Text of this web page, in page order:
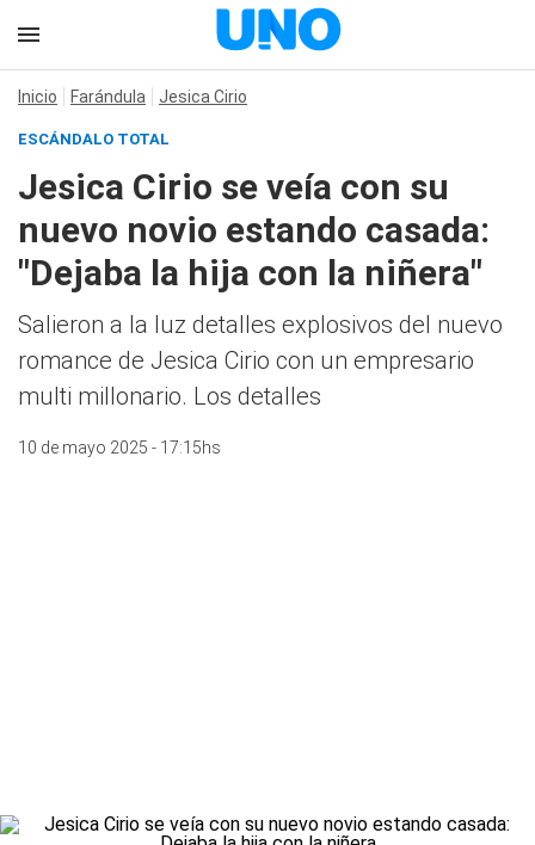
Inicio Farándula Jesica Cirio
ESCÁNDALO TOTAL
Jesica Cirio se veía con su
nuevo novio estando casada:
"Dejaba la hija con la niñera"
Salieron a la luz detalles explosivos del nuevo
romance de Jesica Cirio con un empresario
multi millonario. Los detalles
10 de mayo 2025 - 17:15hs